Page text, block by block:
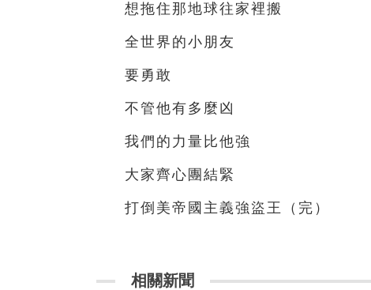
想拖住那地球往家裡搬
全世界的小朋友
要勇敢
不管他有多麼凶
我們的力量比他強
大家齊心團結緊
打倒美帝國主義強盜王（完）
相關新聞